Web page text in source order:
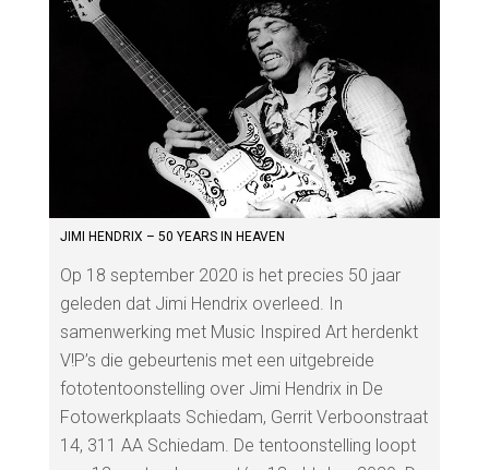
JIMI HENDRIX – 50 YEARS IN HEAVEN
Op 18 september 2020 is het precies 50 jaar
geleden dat Jimi Hendrix overleed. In
samenwerking met Music Inspired Art herdenkt
V!P’s die gebeurtenis met een uitgebreide
fototentoonstelling over Jimi Hendrix in De
Fotowerkplaats Schiedam, Gerrit Verboonstraat
14, 311 AA Schiedam. De tentoonstelling loopt